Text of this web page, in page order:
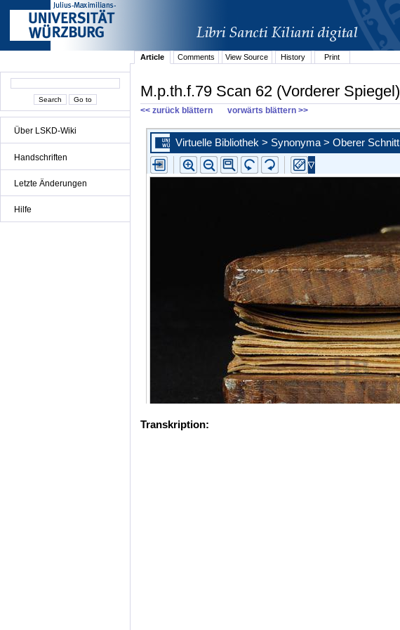
Über LSKD-Wiki
Handschriften
Letzte Änderungen
Hilfe
Article
Comments View Source History Print
M.p.th.f.79 Scan 62 (Vorderer Spiegel)
<< zurück blättern vorwärts blättern >>
Transkription: